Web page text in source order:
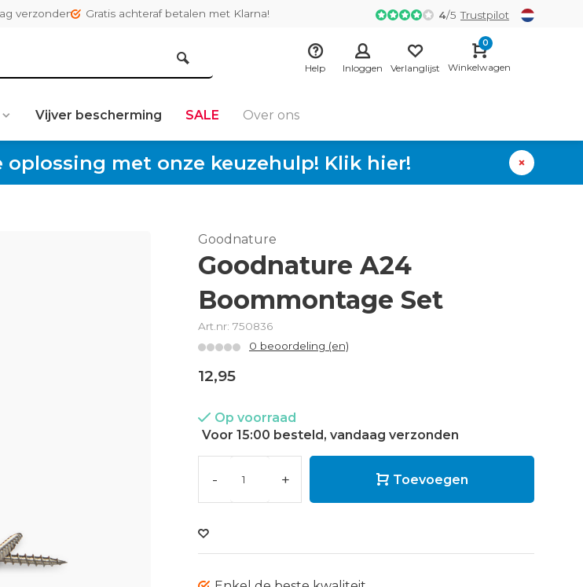
verzonden Gratis achteraf betalen met Klarna! 4/5 Trustpilot
Help Inloggen Verlanglijst
0
Winkelwagen
Vijver bescherming SALE Over ons
met onze keuzehulp! Klik hier!
Goodnature
Goodnature A24
Boommontage Set
Art.nr: 750836
0 beoordeling (en)
12,95
Op voorraad
Voor 15:00 besteld, vandaag verzonden
- + Toevoegen